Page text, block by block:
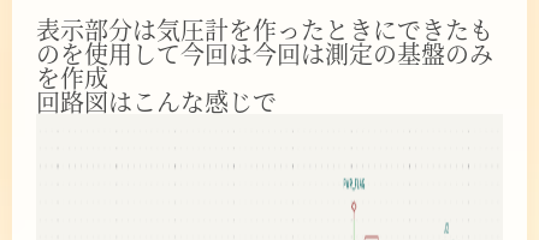
表示部分は気圧計を作ったときにできたも
のを使用して今回は今回は測定の基盤のみ
を作成
回路図はこんな感じで